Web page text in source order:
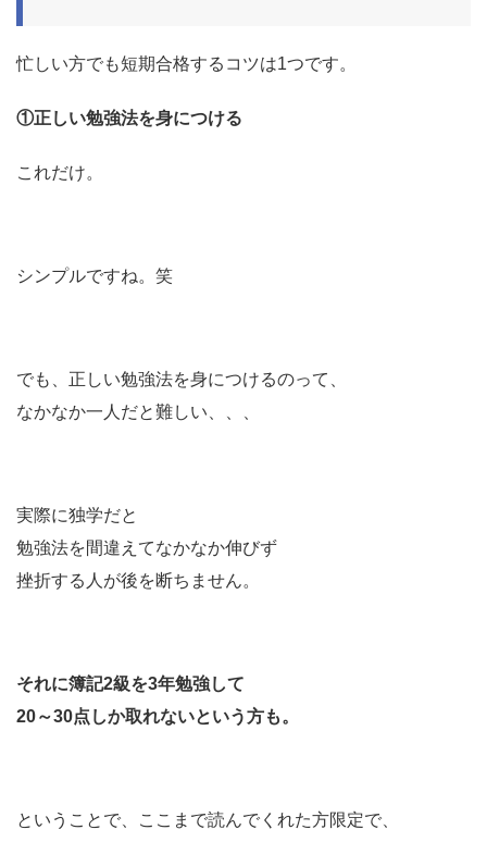
忙しい方でも短期合格するコツは1つです。
①正しい勉強法を身につける
これだけ。
シンプルですね。笑
でも、正しい勉強法を身につけるのって、
なかなか一人だと難しい、、、
実際に独学だと
勉強法を間違えてなかなか伸びず
挫折する人が後を断ちません。
それに簿記2級を3年勉強して
20～30点しか取れないという方も。
ということで、ここまで読んでくれた方限定で、